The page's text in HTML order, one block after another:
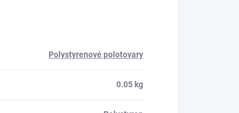
Polystyrenové polotovary
0.05 kg